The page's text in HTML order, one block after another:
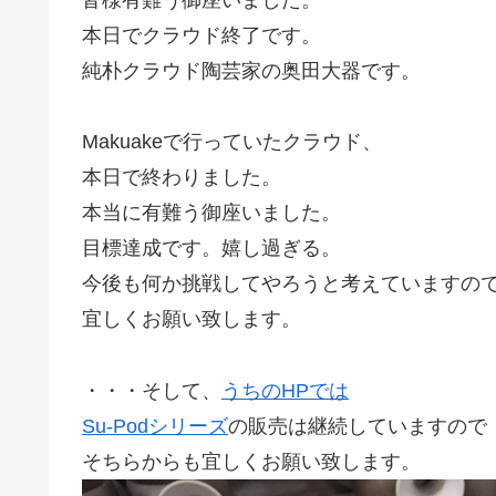
本日でクラウド終了です。
純朴クラウド陶芸家の奥田大器です。
Makuakeで行っていたクラウド、
本日で終わりました。
本当に有難う御座いました。
目標達成です。嬉し過ぎる。
今後も何か挑戦してやろうと考えていますの
宜しくお願い致します。
・・・そして、
うちのHPでは
Su-Podシリーズの販売は継続していますので
そちらからも宜しくお願い致します。